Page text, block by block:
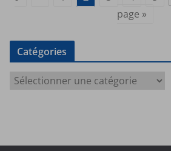
page »
Catégories